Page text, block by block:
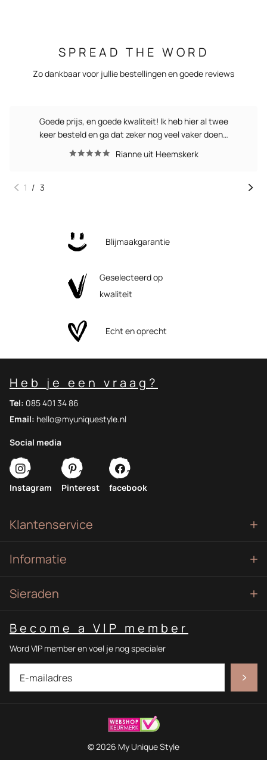
SPREAD THE WORD
Zo dankbaar voor jullie bestellingen en goede reviews
Goede prijs, en goede kwaliteit! Ik heb hier al twee
keer besteld en ga dat zeker nog veel vaker doen…
Rianne uit Heemskerk
1 / 3
Blijmaakgarantie
Geselecteerd op
kwaliteit
Echt en oprecht
Klantenservice
Informatie
Sieraden
Become a VIP member
Word VIP member en voel je nog specialer
Heb je een vraag?
Tel: 085 401 34 86
Email: hello@myuniquestyle.nl
Social media
Instagram Pinterest facebook
©2026 My Unique Style